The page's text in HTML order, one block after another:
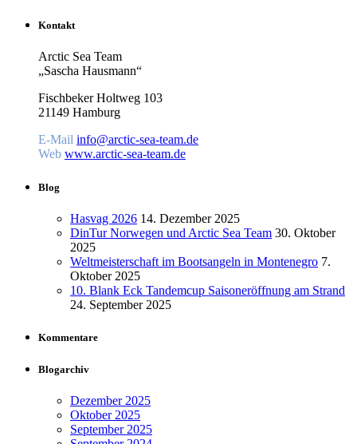
Kontakt
Arctic Sea Team
„Sascha Hausmann“
Fischbeker Holtweg 103
21149 Hamburg
E-Mail info@arctic-sea-team.de
Web www.arctic-sea-team.de
Blog
Hasvag 2026 14. Dezember 2025
DinTur Norwegen und Arctic Sea Team 30. Oktober
2025
Weltmeisterschaft im Bootsangeln in Montenegro 7.
Oktober 2025
10. Blank Eck Tandemcup Saisoneröffnung am Strand
24. September 2025
Kommentare
Blogarchiv
Dezember 2025
Oktober 2025
September 2025